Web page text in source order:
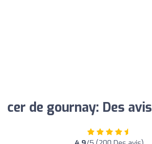
cer de gournay: Des avis